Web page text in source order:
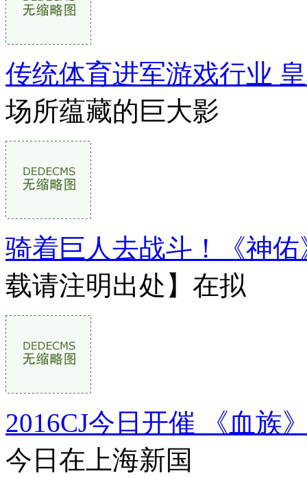
传统体育进军游戏行业
场所蕴藏的巨大影
骑着巨人去战斗！《神
载请注明出处】在拟
2016CJ今日开催 《血族
今日在上海新国